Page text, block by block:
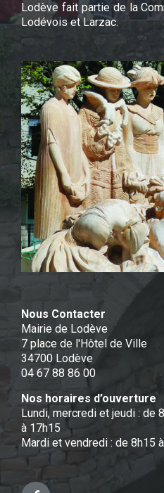
Lodève fait partie de la
Lodévois et Larzac.
Nous Contacter
Mairie de Lodève
7 place de l'Hôtel de Ville
34700 Lodève
04 67 88 86 00
Nos horaires d’ouverture
Lundi, mercredi et jeudi : de
à 17h15
Mardi et vendredi : de 8h15